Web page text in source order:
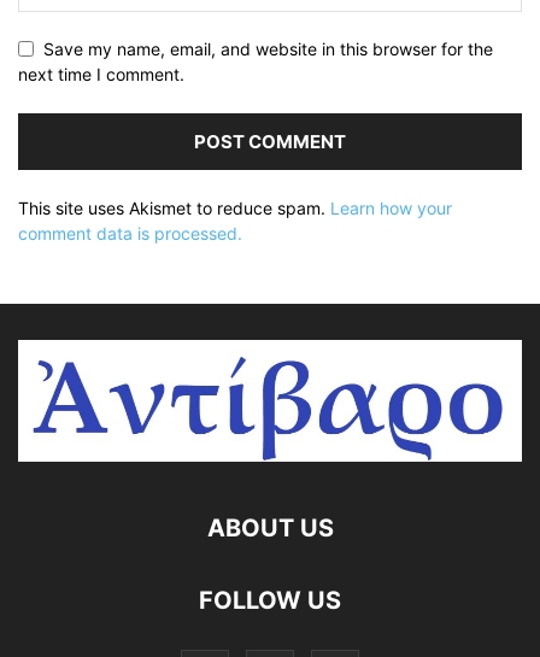
Save my name, email, and website in this browser for the
next time I comment.
This site uses Akismet to reduce spam. Learn how your
comment data is processed.
ABOUT US
FOLLOW US